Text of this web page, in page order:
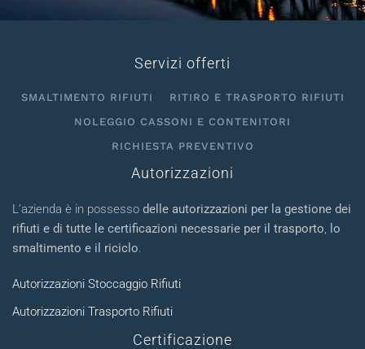
Servizi offerti
SMALTIMENTO RIFIUTI
RITIRO E TRASPORTO RIFIUTI
NOLEGGIO CASSONI E CONTENITORI
RICHIESTA PREVENTIVO
Autorizzazioni
L’azienda è in possesso delle autorizzazioni per la gestione dei
rifiuti e di tutte le certificazioni necessarie per il trasporto, lo
smaltimento e il riciclo.
Autorizzazioni Stoccaggio Rifiuti
Autorizzazioni Trasporto Rifiuti
Certificazione